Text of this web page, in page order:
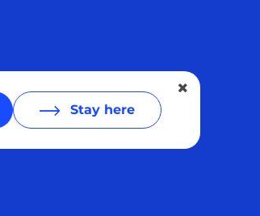
Stay here